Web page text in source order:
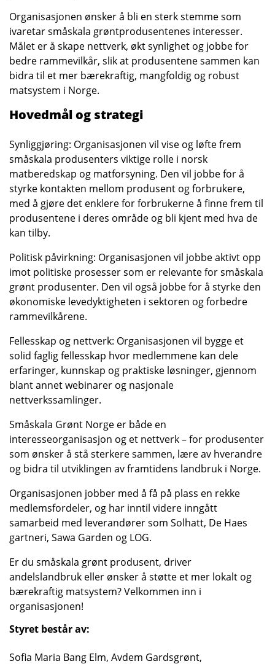
Organisasjonen ønsker å bli en sterk stemme som
ivaretar småskala grøntprodusentenes interesser.
Målet er å skape nettverk, økt synlighet og jobbe for
bedre rammevilkår, slik at produsentene sammen kan
bidra til et mer bærekraftig, mangfoldig og robust
matsystem i Norge.
Hovedmål og strategi
Synliggjøring: Organisasjonen vil vise og løfte frem
småskala produsenters viktige rolle i norsk
matberedskap og matforsyning. Den vil jobbe for å
styrke kontakten mellom produsent og forbrukere,
med å gjøre det enklere for forbrukerne å finne frem til
produsentene i deres område og bli kjent med hva de
kan tilby.
Politisk påvirkning: Organisasjonen vil jobbe aktivt opp
imot politiske prosesser som er relevante for småskala
grønt produsenter. Den vil også jobbe for å styrke den
økonomiske levedyktigheten i sektoren og forbedre
rammevilkårene.
Fellesskap og nettverk: Organisasjonen vil bygge et
solid faglig fellesskap hvor medlemmene kan dele
erfaringer, kunnskap og praktiske løsninger, gjennom
blant annet webinarer og nasjonale
nettverkssamlinger.
Småskala Grønt Norge er både en
interesseorganisasjon og et nettverk – for produsenter
som ønsker å stå sterkere sammen, lære av hverandre
og bidra til utviklingen av framtidens landbruk i Norge.
Organisasjonen jobber med å få på plass en rekke
medlemsfordeler, og har inntil videre inngått
samarbeid med leverandører som Solhatt, De Haes
gartneri, Sawa Garden og LOG.
Er du småskala grønt produsent, driver
andelslandbruk eller ønsker å støtte et mer lokalt og
bærekraftig matsystem? Velkommen inn i
organisasjonen!
Styret består av:
Sofia Maria Bang Elm, Avdem Gardsgrønt,